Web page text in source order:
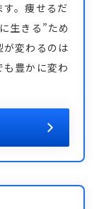
。痩せるだ
生きる”ため
が変わるのは
豊かに変わ